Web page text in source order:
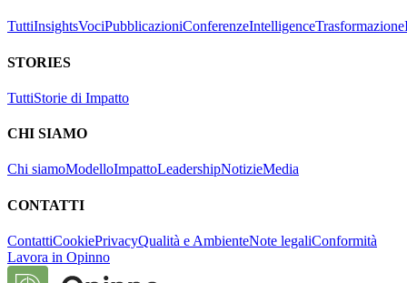
TuttiInsightsVociPubblicazioniConferenzeIntelligenceTrasformazione
STORIES
TuttiStorie di Impatto
CHI SIAMO
Chi siamoModelloImpattoLeadershipNotizieMedia
CONTATTI
ContattiCookiePrivacyQualità e AmbienteNote legaliConformità
Lavora in Opinno